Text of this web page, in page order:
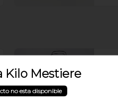
Kilo Mestiere
no esta disponible